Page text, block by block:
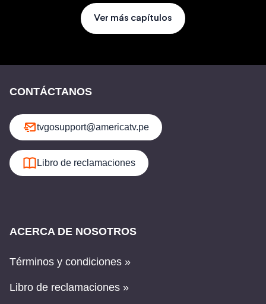
Ver más capítulos
CONTÁCTANOS
tvgosupport@americatv.pe
Libro de reclamaciones
ACERCA DE NOSOTROS
Términos y condiciones »
Libro de reclamaciones »